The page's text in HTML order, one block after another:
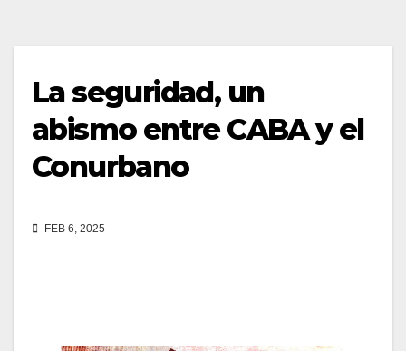
La seguridad, un
abismo entre CABA y el
Conurbano
FEB 6, 2025